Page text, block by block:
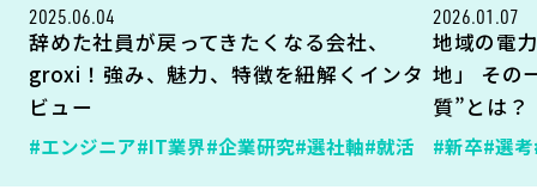
2025.06.04
辞めた社員が戻ってきたくなる会社、
groxi！強み、魅力、特徴を紐解くインタ
ビュー
#エンジニア#IT業界#企業研究#選社軸#就活
2026.01.07
地域の電
地」 その
質”とは？
#新卒#選考